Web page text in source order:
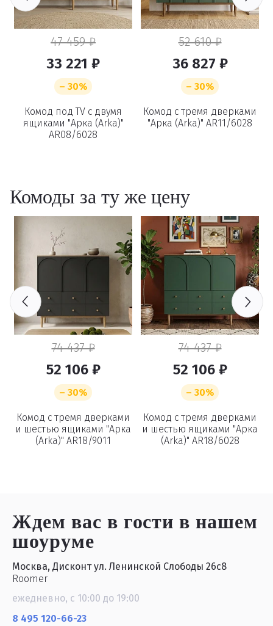
47 459 ₽
33 221 ₽
– 30%
Комод под TV с двумя
ящиками "Арка (Arka)"
AR08/6028
52 610 ₽
36 827 ₽
– 30%
Комод с тремя дверками
"Арка (Arka)" AR11/6028
Комоды за ту же цену
74 437 ₽
52 106 ₽
– 30%
Комод с тремя дверками
и шестью ящиками "Арка
(Arka)" AR18/9011
74 437 ₽
52 106 ₽
– 30%
Комод с тремя дверками
и шестью ящиками "Арка
(Arka)" AR18/6028
Ждем вас в гостив нашем
шоуруме
Москва, Дисконт ул. Ленинской Слободы 26с8
Roomer
ежедневно, с 10:00 до 19:00
8 495 120-66-23
Удаление
товаров
товар из корзины?
Удалить